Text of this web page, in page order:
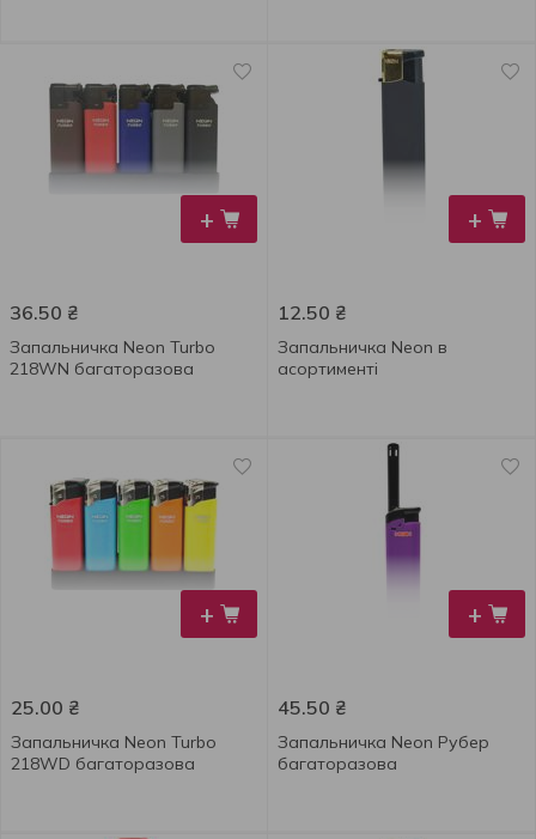
+
36.50 ₴
Запальничка Neon Turbo
218WN багаторазова
+
12.50 ₴
Запальничка Neon в
асортименті
+
25.00 ₴
Запальничка Neon Turbo
218WD багаторазова
+
45.50 ₴
Запальничка Neon Рубер
багаторазова